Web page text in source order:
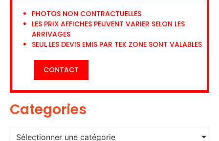
PHOTOS NON CONTRACTUELLES
LES PRIX AFFICHES PEUVENT VARIER SELON LES
ARRIVAGES
SEUL LES DEVIS EMIS PAR TEK ZONE SONT VALABLES
CONTACT
Categories
Sélectionner une catégorie